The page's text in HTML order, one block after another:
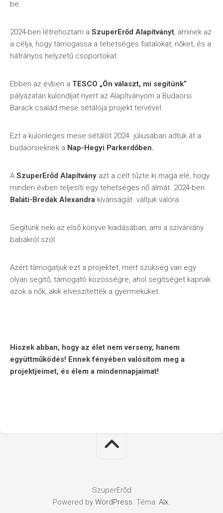
be.
2024-ben létrehoztam a SzuperErőd Alapítványt, aminek az
a célja, hogy támogassa a tehetséges fiatalokat, nőket, és a
hátrányos helyzetű csoportokat.
Ebben az évben a TESCO „Ön választ, mi segítünk”
pályázatán különdíjat nyert az Alapítványom a Budaörsi
Barack család mese sétálója projekt tervével.
Ezt a különleges mese sétálót 2024. júliusában adtuk át a
budaörsieknek a Nap-Hegyi Parkerdőben.
A SzuperErőd Alapítvány azt a célt tűzte ki maga elé, hogy
minden évben teljesíti egy tehetséges nő álmát. 2024-ben
Baláti-Bredák Alexandra kívánságát váltjuk valóra.
Segítünk neki az első könyve kiadásában, ami a szivárvány
babákról szól.
Azért támogatjuk ezt a projektet, mert szükség van egy
olyan segítő, támogató közösségre, ahol segítséget kapnak
azok a nők, akik elveszítették a gyermeküket.
Hiszek abban, hogy az élet nem verseny, hanem
együttműködés! Ennek fényében valósítom meg a
projektjeimet, és élem a mindennapjaimat!
SzuperErőd
Powered by WordPress. Téma: Alx.